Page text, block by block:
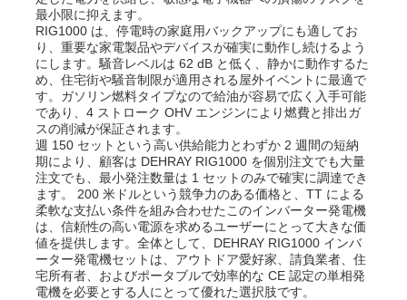
最小限に抑えます。
RIG1000 は、停電時の家庭用バックアップにも適してお
り、重要な家電製品やデバイスが確実に動作し続けるよう
にします。騒音レベルは 62 dB と低く、静かに動作するた
め、住宅街や騒音制限が適用される屋外イベントに最適で
す。ガソリン燃料タイプなので給油が容易で広く入手可能
であり、4 ストローク OHV エンジンにより燃費と排出ガ
スの削減が保証されます。
週 150 セットという高い供給能力とわずか 2 週間の短納
期により、顧客は DEHRAY RIG1000 を個別注文でも大量
注文でも、最小発注数量は 1 セットのみで確実に調達でき
ます。 200 米ドルという競争力のある価格と、TT による
柔軟な支払い条件を組み合わせたこのインバーター発電機
は、信頼性の高い電源を求めるユーザーにとって大きな価
値を提供します。全体として、DEHRAY RIG1000 インバ
ーター発電機セットは、アウトドア愛好家、請負業者、住
宅所有者、およびポータブルで効率的な CE 認定の単相発
電機を必要とする人にとって優れた選択肢です。